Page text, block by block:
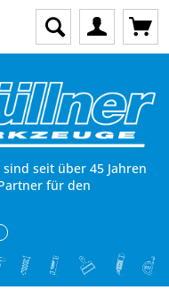
seit über 45 Jahren
für den